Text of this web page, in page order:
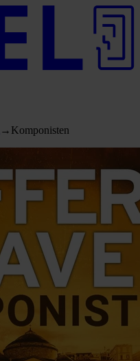
→ Komponisten